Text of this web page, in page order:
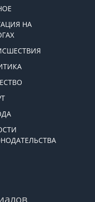
НА